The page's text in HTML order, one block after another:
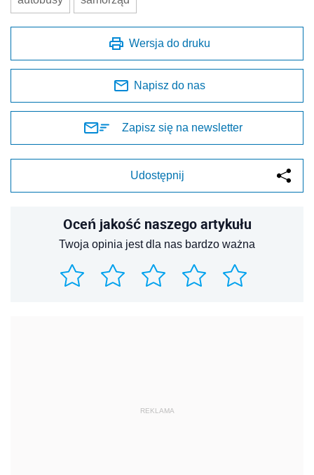
Wersja do druku
Napisz do nas
Zapisz się na newsletter
Udostępnij
Oceń jakość naszego artykułu
Twoja opinia jest dla nas bardzo ważna
REKLAMA